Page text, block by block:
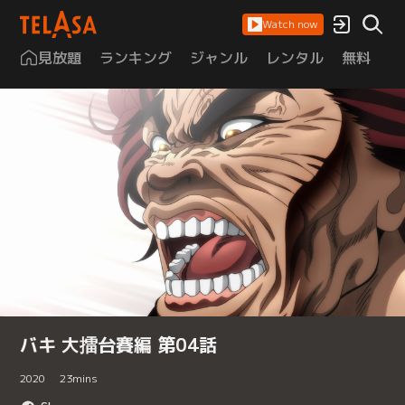
Watch now
見放題 ランキング ジャンル レンタル 無料
バキ 大擂台賽編 第04話
2020 23mins